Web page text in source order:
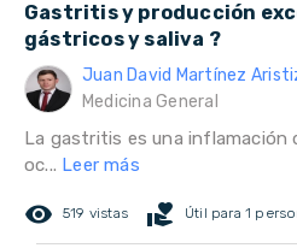
Gastritis y producción
gástricos y saliva ?
Juan David Martínez
Medicina General
La gastritis es una inflamación
oc... Leer más
remove_red_eye 519 vistas volunteer_activism Útil para 1